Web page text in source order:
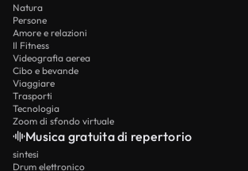
Natura
Persone
Amore e relazioni
Il Fitness
Videografia aerea
Cibo e bevande
Viaggiare
Trasporti
Tecnologia
Zoom di sfondo virtuale
Musica gratuita di repertorio
sintesi
Drum elettronico